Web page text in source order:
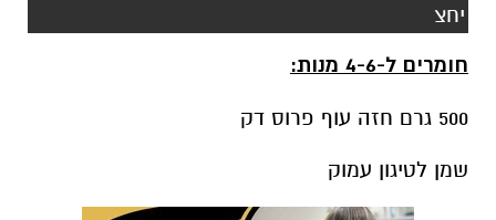
יחצ
חומרים ל-4-6 מנות:
500 גרם חזה עוף פרוס דק
שמן לטיגון עמוק